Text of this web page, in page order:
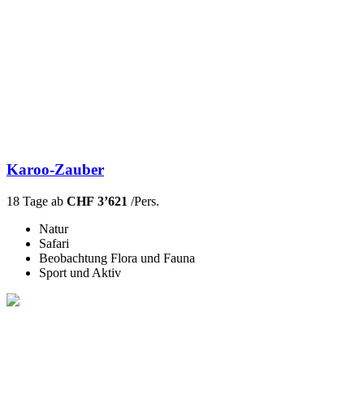
Karoo-Zauber
18 Tage ab CHF 3’621 /Pers.
Natur
Safari
Beobachtung Flora und Fauna
Sport und Aktiv